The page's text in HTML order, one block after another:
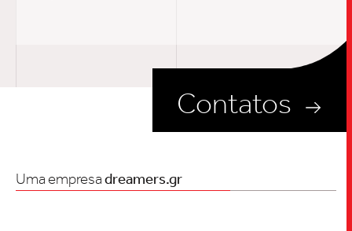
Contatos
Uma empresadreamers.gr